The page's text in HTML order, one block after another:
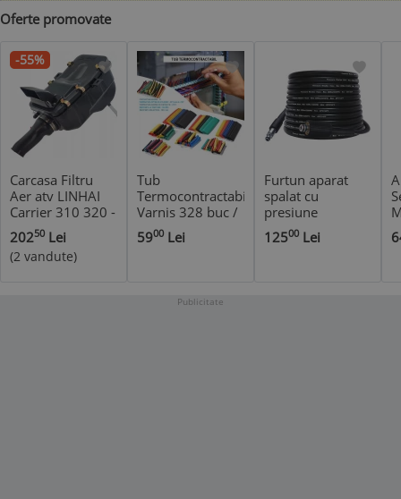
Oferte promovate
-55%
Carcasa Filtru
Aer atv LINHAI
Carrier 310 320 -
Completa
20250 Lei
(2 vandute)
Tub
Termocontractabil
Varnis 328 buc /
set, rezistente la
foc, contractie 2
5900 Lei
Furtun aparat
spalat cu
presiune
Michelin - Click A
x M22-14-15 - 6
12500 Lei
Publicitate